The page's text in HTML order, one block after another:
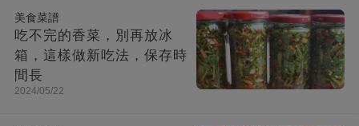
美食菜譜
吃不完的香菜，別再放冰
箱，這樣做新吃法，保存時
間長
2024/05/22